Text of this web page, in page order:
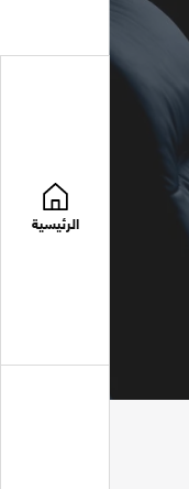
الرئيسية